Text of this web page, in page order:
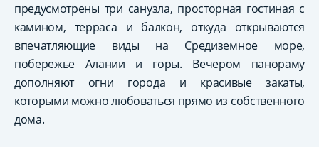
предусмотрены три санузла, просторная гостиная с
камином, терраса и балкон, откуда открываются
впечатляющие виды на Средиземное море,
побережье Алании и горы. Вечером панораму
дополняют огни города и красивые закаты,
которыми можно любоваться прямо из собственного
дома.